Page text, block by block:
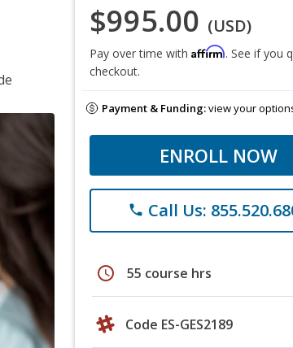
$995.00 (USD)
Pay over time with Affirm. See if you
checkout.
Payment & Funding:view your
ENROLL NOW
phone Call Us:
schedule 55 course hrs
Code ES-GES2189